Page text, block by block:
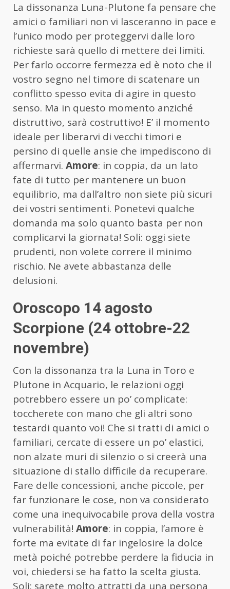
La dissonanza Luna-Plutone fa pensare che
amici o familiari non vi lasceranno in pace e
l’unico modo per proteggervi dalle loro
richieste sarà quello di mettere dei limiti.
Per farlo occorre fermezza ed è noto che il
vostro segno nel timore di scatenare un
conflitto spesso evita di agire in questo
senso. Ma in questo momento anziché
distruttivo, sarà costruttivo! E’ il momento
ideale per liberarvi di vecchi timori e
persino di quelle ansie che impediscono di
affermarvi. Amore: in coppia, da un lato
fate di tutto per mantenere un buon
equilibrio, ma dall’altro non siete più sicuri
dei vostri sentimenti. Ponetevi qualche
domanda ma solo quanto basta per non
complicarvi la giornata! Soli: oggi siete
prudenti, non volete correre il minimo
rischio. Ne avete abbastanza delle
delusioni.
Oroscopo 14 agosto
Scorpione (24 ottobre-22
novembre)
Con la dissonanza tra la Luna in Toro e
Plutone in Acquario, le relazioni oggi
potrebbero essere un po’ complicate:
toccherete con mano che gli altri sono
testardi quanto voi! Che si tratti di amici o
familiari, cercate di essere un po’ elastici,
non alzate muri di silenzio o si creerà una
situazione di stallo difficile da recuperare.
Fare delle concessioni, anche piccole, per
far funzionare le cose, non va considerato
come una inequivocabile prova della vostra
vulnerabilità! Amore: in coppia, l’amore è
forte ma evitate di far ingelosire la dolce
metà poiché potrebbe perdere la fiducia in
voi, chiedersi se ha fatto la scelta giusta.
Soli: sarete molto attratti da una persona